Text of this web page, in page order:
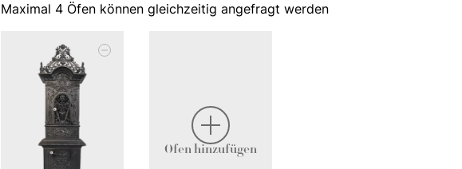
Maximal 4 Öfen können gleichzeitig angefragt werden
Ofen hinzufügen